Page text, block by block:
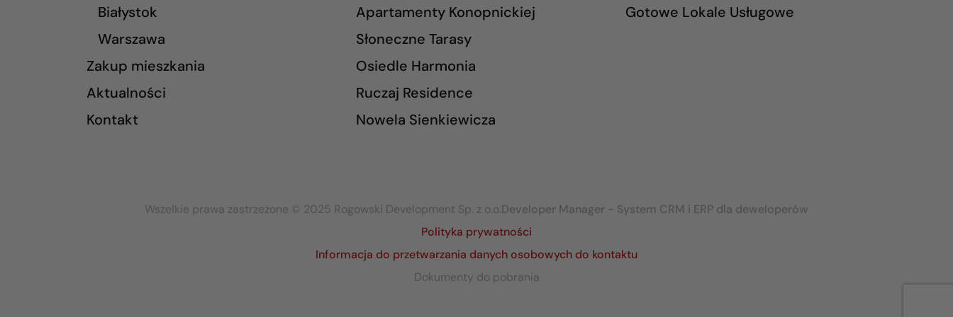
Białystok
Warszawa
Zakup mieszkania
Aktualności
Kontakt
Apartamenty Konopnickiej
Słoneczne Tarasy
Osiedle Harmonia
Ruczaj Residence
Nowela Sienkiewicza
Gotowe Lokale Usługowe
Wszelkie prawa zastrzeżone © 2025 Rogowski Development Sp. z o.o.Developer Manager - System CRM i ERP dla deweloperów
Polityka prywatności
Informacja do przetwarzania danych osobowych do kontaktu
Dokumenty do pobrania